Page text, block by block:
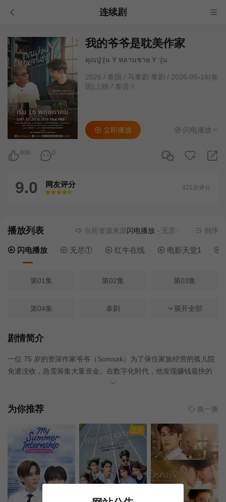
连续剧
我的爷爷是耽美作家
คุณปู่วุ่น Y หลานชาย Y วุ่น
2026 / 泰国 / 马泰剧 泰剧 / 2026-05-16(泰
国)上映 / 泰语
406 0
立即播放 闪电播放
9.0 网友评分
很差
较差还行推荐力荐
421次评分
播放列表 当前资源来源闪电播放- 无需安装任何插件
倒序
闪电播放 无尽① 红牛在线 电影天堂1
第01集 第02集 第03集
第04集 泰剧 第06集
第07集
第10集 第12集 第11集
展开全部
剧情简介
一位 75 岁的资深作家爷爷（Somsak）为了保住家族经营的孤儿院
免遭没收，急需筹集大量资金。在数字化时代，他发现赚钱最快的
为你推荐 换一换
正片